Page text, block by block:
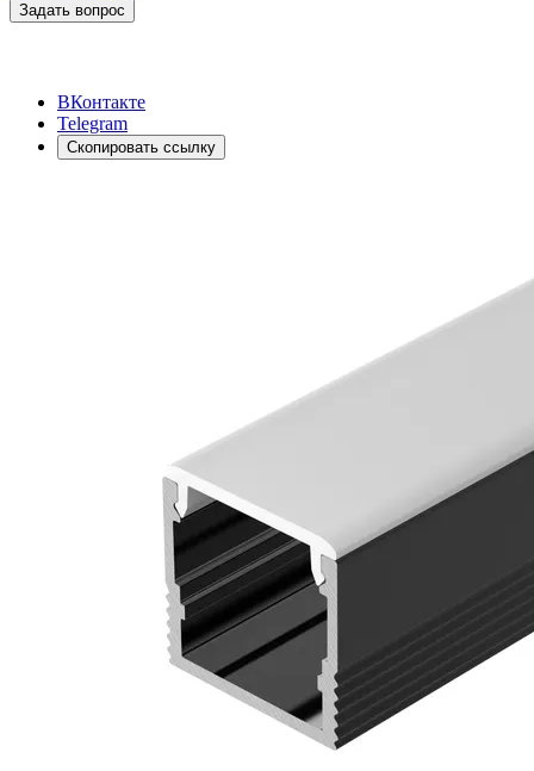
Задать вопрос
ВКонтакте
Telegram
Скопировать ссылку